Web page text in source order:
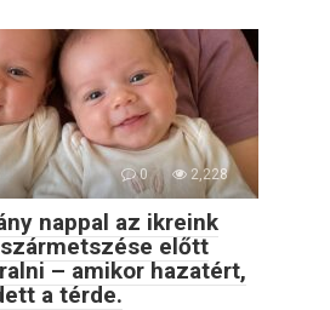
0 2,228
nappal az ikreink
előtt
– amikor hazatért,
a térde.